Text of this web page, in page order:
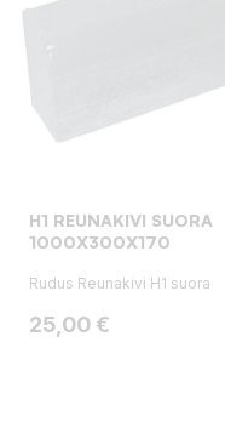
H1 REUNAKIVI SUORA
1000X300X170
Rudus Reunakivi H1 suora
Hinta
25,00 €